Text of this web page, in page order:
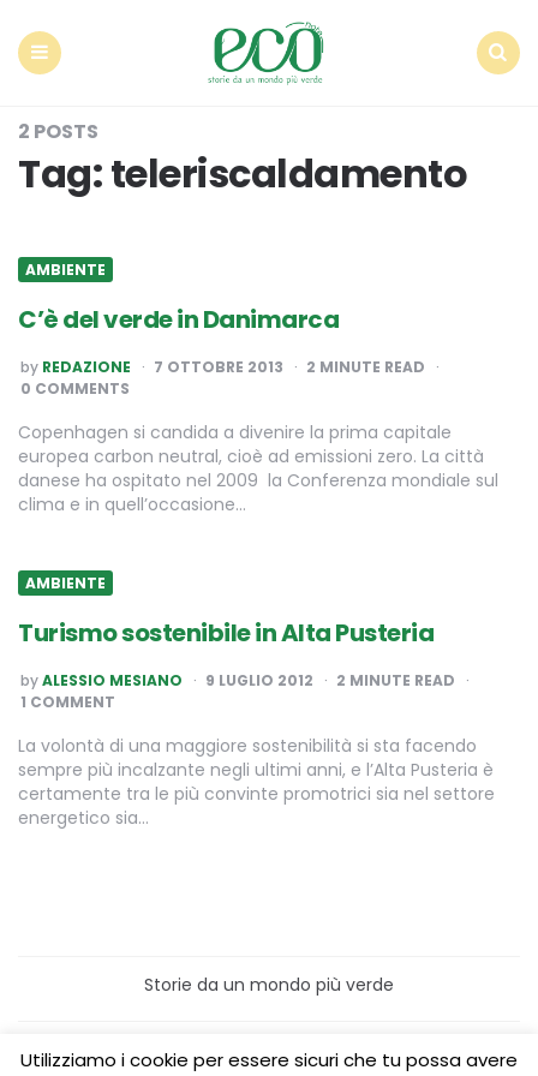
2 POSTS
Tag:teleriscaldamento
AMBIENTE
C’è del verde in Danimarca
POSTED
BY
by REDAZIONE 7 OTTOBRE 2013 2 MINUTE READ
0 COMMENTS
Copenhagen si candida a divenire la prima capitale
europea carbon neutral, cioè ad emissioni zero. La città
danese ha ospitato nel 2009 la Conferenza mondiale sul
clima e in quell’occasione…
AMBIENTE
Turismo sostenibile in Alta Pusteria
POSTED
BY
byALESSIO MESIANO 9 LUGLIO 2012 2 MINUTE READ
1 COMMENT
La volontà di una maggiore sostenibilità si sta facendo
sempre più incalzante negli ultimi anni, e l’Alta Pusteria è
certamente tra le più convinte promotrici sia nel settore
energetico sia…
Storie da un mondo più verde
Home
Turismo sostenibile
Laboratori/Visite per le scuole
Utilizziamo i cookie per essere sicuri che tu possa avere